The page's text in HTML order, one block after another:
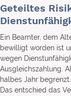
Geteiltes
Ein Beamter, dem
bewilligt worden ist
wegen
Ausgleichszahlung.
halbes Jahr begrenzt.
Das entschied das